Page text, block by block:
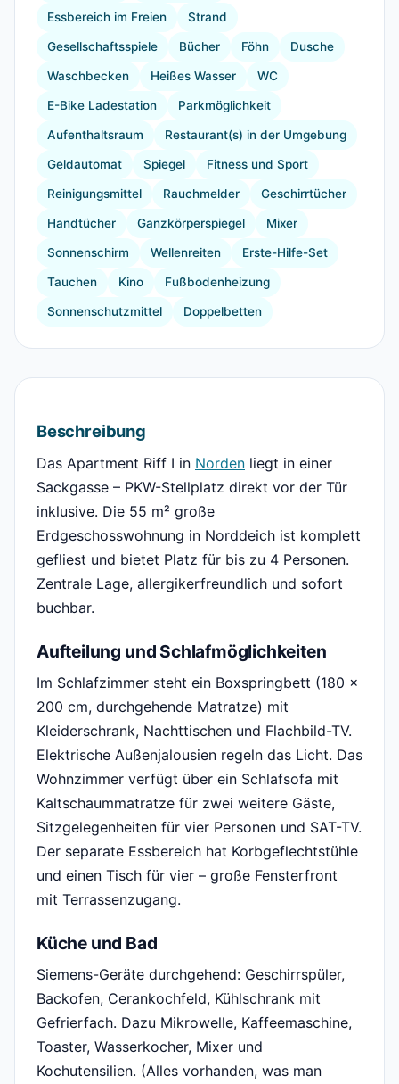
Essbereich im Freien Strand
Gesellschaftsspiele Bücher Föhn Dusche
Waschbecken Heißes Wasser WC
E-Bike Ladestation Parkmöglichkeit
Aufenthaltsraum Restaurant(s) in der Umgebung
Geldautomat Spiegel Fitness und Sport
Reinigungsmittel Rauchmelder Geschirrtücher
Handtücher Ganzkörperspiegel Mixer
Sonnenschirm Wellenreiten Erste-Hilfe-Set
Tauchen Kino Fußbodenheizung
Sonnenschutzmittel Doppelbetten
Beschreibung
Das Apartment Riff I in Norden liegt in einer
Sackgasse – PKW-Stellplatz direkt vor der Tür
inklusive. Die 55 m² große
Erdgeschosswohnung in Norddeich ist komplett
gefliest und bietet Platz für bis zu 4 Personen.
Zentrale Lage, allergikerfreundlich und sofort
buchbar.
Aufteilung und Schlafmöglichkeiten
Im Schlafzimmer steht ein Boxspringbett (180 ×
200 cm, durchgehende Matratze) mit
Kleiderschrank, Nachttischen und Flachbild-TV.
Elektrische Außenjalousien regeln das Licht. Das
Wohnzimmer verfügt über ein Schlafsofa mit
Kaltschaummatratze für zwei weitere Gäste,
Sitzgelegenheiten für vier Personen und SAT-TV.
Der separate Essbereich hat Korbgeflechtstühle
und einen Tisch für vier – große Fensterfront
mit Terrassenzugang.
Küche und Bad
Siemens-Geräte durchgehend: Geschirrspüler,
Backofen, Cerankochfeld, Kühlschrank mit
Gefrierfach. Dazu Mikrowelle, Kaffeemaschine,
Toaster, Wasserkocher, Mixer und
Kochutensilien. (Alles vorhanden, was man